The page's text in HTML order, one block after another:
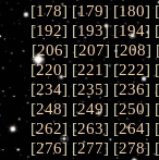
[178] [179] [180]
[192] [193] [194]
[206] [207] [208]
[220] [221] [222]
[234] [235] [236]
[248] [249] [250]
[262] [263] [264]
[276] [277] [278]